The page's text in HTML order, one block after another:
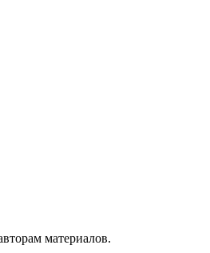
материалов.